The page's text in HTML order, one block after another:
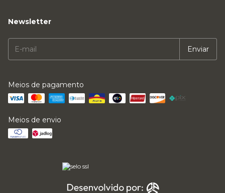
Newsletter
Meios de pagamento
Meios de envio